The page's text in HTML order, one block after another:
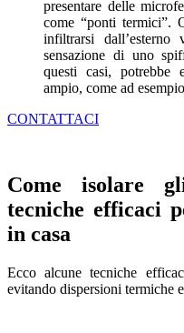
presentare delle
come “ponti termici”.
infiltrarsi
sensazione di uno
questi casi, potrebbe
ampio, come ad
CONTATTACI
Come isolare
tecniche efficaci
in casa
Ecco alcune tecniche
evitando dispersioni termiche